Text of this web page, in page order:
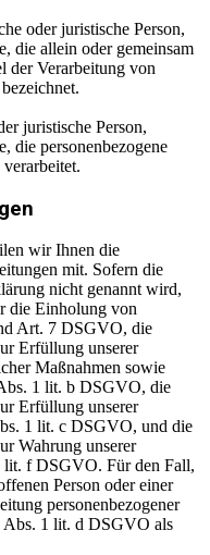
oder juristische Person,
die allein oder gemeinsam
der Verarbeitung von
juristische Person,
die personenbezogene
wir Ihnen die
mit. Sofern die
nicht genannt wird,
die Einholung von
Art. 7 DSGVO, die
Erfüllung unserer
Maßnahmen sowie
1 lit. b DSGVO, die
Erfüllung unserer
1 lit. c DSGVO, und die
Wahrung unserer
lit. f DSGVO. Für den Fall,
Person oder einer
personenbezogener
Abs. 1 lit. d DSGVO als